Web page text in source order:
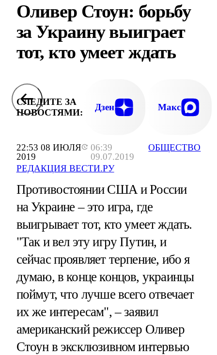
22:53 08 ИЮЛЯ
2019
06:39
09.07.2019
РЕДАКЦИЯ ВЕСТИ.РУ
ОБЩЕСТВО
Оливер Стоун: борьбу
за Украину выиграет
тот, кто умеет ждать
СЛЕДИТЕ ЗА
НОВОСТЯМИ:
Дзен Макс
Противостоянии США и России
на Украине – это игра, где
выигрывает тот, кто умеет ждать.
"Так и вел эту игру Путин, и
сейчас проявляет терпение, ибо я
думаю, в конце концов, украинцы
поймут, что лучше всего отвечает
их же интересам", – заявил
американский режиссер Оливер
Стоун в эксклюзивном интервью